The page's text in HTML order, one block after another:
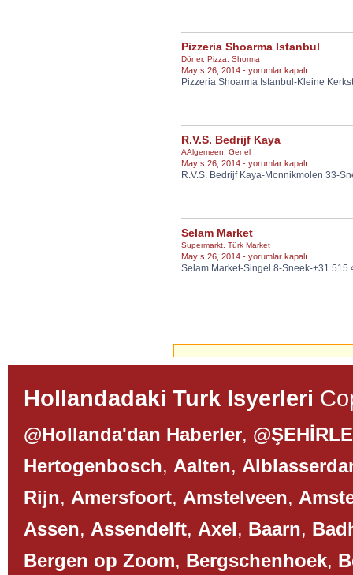
Pizzeria Shoarma Istanbul
Döner, Pizza Shorma
Mayıs 26, 2014 - Pizzeria
Shoarma
yorumlar kapalı
Pizzeria Shoarma Istanbul-Kleine
R.V.S. Bedrijf Kaya
AAlgemeen Genel
Mayıs 26, 2014 - R.V.S.
Bedrijf
yorumlar kapalı
R.V.S. Bedrijf Kaya-Monnikmolen 33-
Selam Market
Supermarkt Türk Market
Mayıs 26, 2014 - Selam
Market
yorumlar kapalı
Selam Market-Singel 8-Sneek-+31 515
Hollandadaki Turk Isyerleri
@Hollanda'dan Haberler,
Hertogenbosch, Aalten,
Rijn, Amersfoort, Amstelveen,
Assen, Assendelft, Axel, Baarn,
Bergen op Zoom, Bergschenhoek,